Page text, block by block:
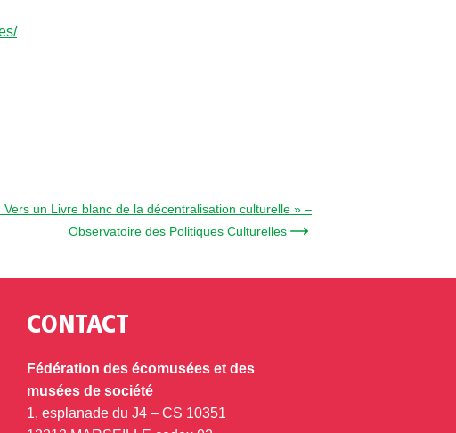
Vers un Livre blanc de la décentralisation culturelle » –
Observatoire des Politiques Culturelles →
CONTACT
Fédération des écomusées et des
musées de société
1, esplanade du J4 – CS 10351